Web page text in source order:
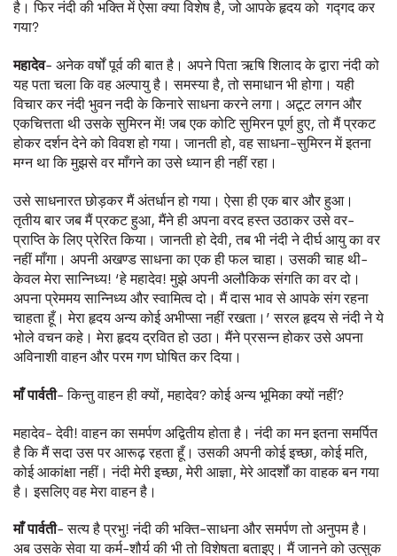
है। फिर नंदी की भक्ति में ऐसा क्या विशेष है, जो आपके हृदय को गद्गद कर
गया?
महादेव- अनेक वर्षों पूर्व की बात है। अपने पिता ऋषि शिलाद के द्वारा नंदी को
यह पता चला कि वह अल्पायु है। समस्या है, तो समाधान भी होगा। यही
विचार कर नंदी भुवन नदी के किनारे साधना करने लगा। अटूट लगन और
एकचित्तता थी उसके सुमिरन में! जब एक कोटि सुमिरन पूर्ण हुए, तो मैं प्रकट
होकर दर्शन देने को विवश हो गया। जानती हो, वह साधना-सुमिरन में इतना
मग्न था कि मुझसे वर माँगने का उसे ध्यान ही नहीं रहा।
उसे साधनारत छोड़कर मैं अंतर्धान हो गया। ऐसा ही एक बार और हुआ।
तृतीय बार जब मैं प्रकट हुआ, मैंने ही अपना वरद हस्त उठाकर उसे वर-
प्राप्ति के लिए प्रेरित किया। जानती हो देवी, तब भी नंदी ने दीर्घ आयु का वर
नहीं माँगा। अपनी अखण्ड साधना का एक ही फल चाहा। उसकी चाह थी-
केवल मेरा सान्निध्य! ‘हे महादेव! मुझे अपनी अलौकिक संगति का वर दो।
अपना प्रेममय सान्निध्य और स्वामित्व दो। मैं दास भाव से आपके संग रहना
चाहता हूँ। मेरा हृदय अन्य कोई अभीप्सा नहीं रखता।’ सरल हृदय से नंदी ने ये
भोले वचन कहे। मेरा हृदय द्रवित हो उठा। मैंने प्रसन्न होकर उसे अपना
अविनाशी वाहन और परम गण घोषित कर दिया।
माँ पार्वती- किन्तु वाहन ही क्यों, महादेव? कोई अन्य भूमिका क्यों नहीं?
महादेव- देवी! वाहन का समर्पण अद्वितीय होता है। नंदी का मन इतना समर्पित
है कि मैं सदा उस पर आरूढ़ रहता हूँ। उसकी अपनी कोई इच्छा, कोई मति,
कोई आकांक्षा नहीं। नंदी मेरी इच्छा, मेरी आज्ञा, मेरे आदर्शों का वाहक बन गया
है। इसलिए वह मेरा वाहन है।
माँ पार्वती- सत्य है प्रभु! नंदी की भक्ति-साधना और समर्पण तो अनुपम है।
अब उसके सेवा या कर्म-शौर्य की भी तो विशेषता बताइए। मैं जानने को उत्सुक